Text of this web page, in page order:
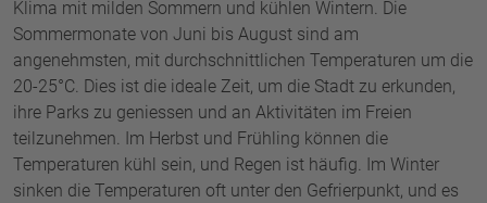
Klima mit milden Sommern und kühlen Wintern. Die
Sommermonate von Juni bis August sind am
angenehmsten, mit durchschnittlichen Temperaturen um die
20-25°C. Dies ist die ideale Zeit, um die Stadt zu erkunden,
ihre Parks zu geniessen und an Aktivitäten im Freien
teilzunehmen. Im Herbst und Frühling können die
Temperaturen kühl sein, und Regen ist häufig. Im Winter
sinken die Temperaturen oft unter den Gefrierpunkt, und es